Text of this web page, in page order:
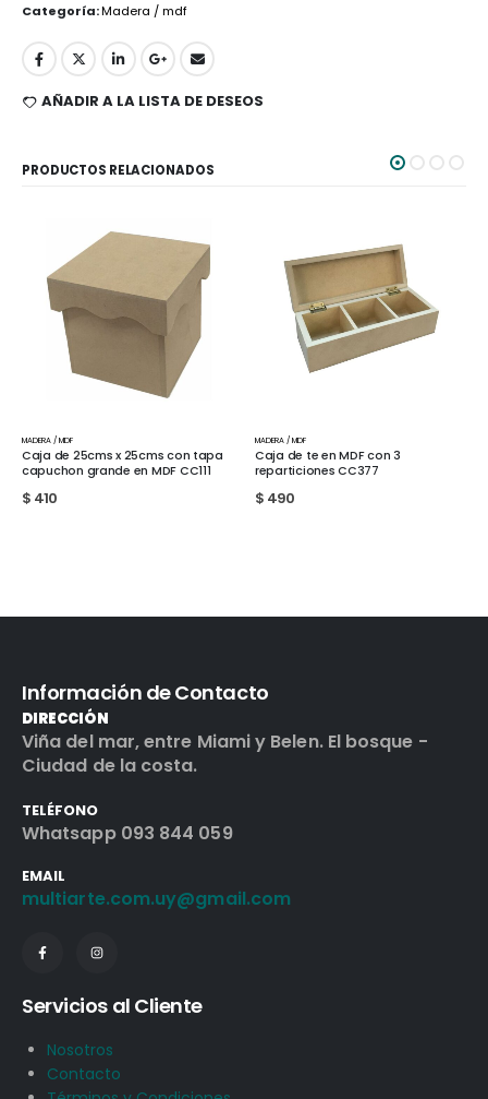
Categoría:Madera / mdf
AÑADIR A LA LISTA DE DESEOS
PRODUCTOS RELACIONADOS
x 25cms con tapa
en MDF CC111
Caja de te en MDF con 3
reparticiones CC377
Caja de te en
Información de Contacto
DIRECCIÓN
Viña del mar, entre Miami y Belen. El bosque -
Ciudad de la costa.
TELÉFONO
Whatsapp 093 844 059
EMAIL
multiarte.com.uy@gmail.com
Servicios al Cliente
Nosotros
Contacto